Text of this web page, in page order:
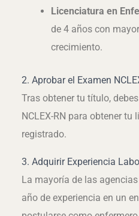
Licenciatura en
de 4 años con
crecimiento.
2. Aprobar el Examen
Tras obtener tu título,
NCLEX-RN para obtener
registrado.
3. Adquirir Experiencia
La mayoría de las
año de experiencia en un